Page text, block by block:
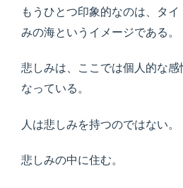
もうひとつ印象的なのは、タ
みの海というイメージである。
悲しみは、ここでは個人的な
なっている。
人は悲しみを持つのではない。
悲しみの中に住む。